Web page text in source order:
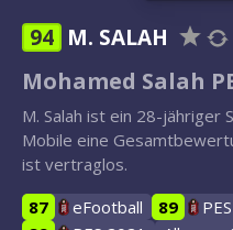
94 M. SALAH
Mohamed Salah
M. Salah ist ein 28-jähriger
Mobile eine
ist vertraglos.
87
eFootball 89